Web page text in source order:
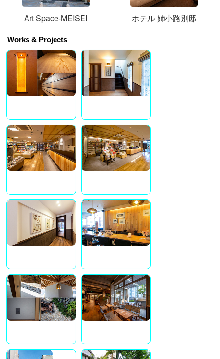
Art Space-MEISEI ホテル 姉小路別邸
Works & Projects